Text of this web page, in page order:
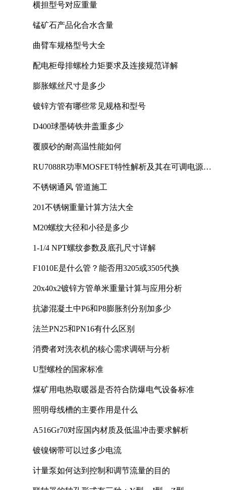
横担型号对应重量
锰矿石产品化合水含量
曲臂车规格型号大全
配电柜母排螺栓力矩要求及连接规范详解
膨胀螺丝尺寸是多少
镀锌方管有哪些常见规格和型号
D400球墨铸铁井盖重多少
覆膜砂的耐高温性能如何
RU7088R功率MOSFET特性解析及其在可调电源设
不锈钢通风 管道施工
201不锈钢重量计算方法大全
M20螺纹大径和小径是多少
1-1/4 NPT螺纹参数及底孔尺寸详解
F1010E是什么管？能否用3205或3505代换
20x40x2镀锌方管单米重量计算与应用分析
抗渗混凝土中P6和P8膨胀剂分别加多少
法兰PN25和PN16有什么区别
消费者对洗衣机的核心需求调研与分析
U型螺栓的国家标准
煤矿用电热取暖器是否符合防爆电气设备标准
照明母线槽的主要作用是什么
A516Gr70对应国内材质及低温冲击要求解析
镀镍钢带可以过多少电流
计量泵如何达到控制和调节流量的目的